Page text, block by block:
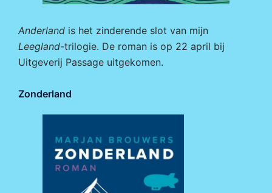
Anderland is het zinderende slot van mijn
Leegland-trilogie. De roman is op 22 april bij
Uitgeverij Passage uitgekomen.
Zonderland